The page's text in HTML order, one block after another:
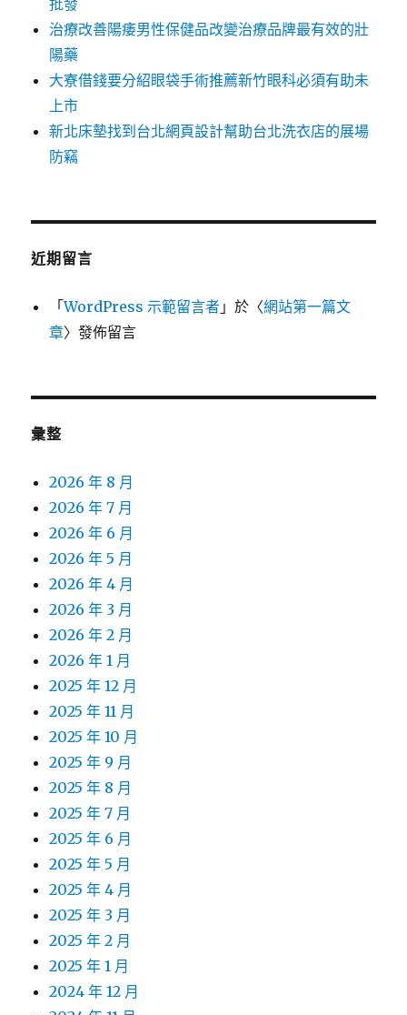
批發
治療改善陽痿男性保健品改變治療品牌最有效的壯
陽藥
大寮借錢要分紹眼袋手術推薦新竹眼科必須有助未
上市
新北床墊找到台北網頁設計幫助台北洗衣店的展場
防竊
近期留言
「WordPress 示範留言者 」於〈網站第一篇文
章〉發佈留言
彙整
2026 年 8 月
2026 年 7 月
2026 年 6 月
2026 年 5 月
2026 年 4 月
2026 年 3 月
2026 年 2 月
2026 年 1 月
2025 年 12 月
2025 年 11 月
2025 年 10 月
2025 年 9 月
2025 年 8 月
2025 年 7 月
2025 年 6 月
2025 年 5 月
2025 年 4 月
2025 年 3 月
2025 年 2 月
2025 年 1 月
2024 年 12 月